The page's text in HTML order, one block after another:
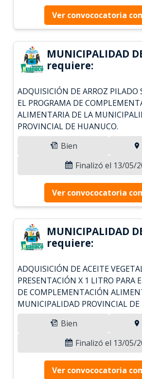
Ver convococatoria
MUNICIPALIDAD
requiere:
ADQUISICIÓN DE ARROZ PILADO
EL PROGRAMA DE
ALIMENTARIA DE LA
PROVINCIAL DE HUANUCO.
Bien
Finalizó el 13/05/
Ver convococatoria
MUNICIPALIDAD
requiere:
ADQUISICIÓN DE ACEITE
PRESENTACIÓN X 1 LITRO PARA
DE COMPLEMENTACIÓN
MUNICIPALIDAD PROVINCIAL DE
Bien
Finalizó el 13/05/
Ver convococatoria